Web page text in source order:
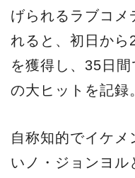
げられるラブコメ
れると、初日から
を獲得し、35日
の大ヒットを記録
自称知的でイケメ
いノ・ジョンヨ